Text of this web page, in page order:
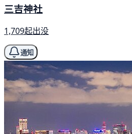
三吉神社
1,709起出没
通知